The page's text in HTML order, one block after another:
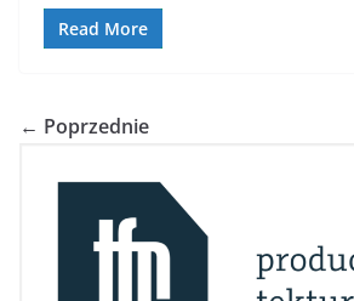
Read More
← Poprzednie